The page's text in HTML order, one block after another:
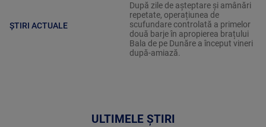
ȘTIRI ACTUALE
După zile de așteptare și amânări
repetate, operațiunea de
scufundare controlată a primelor
două barje în apropierea brațului
Bala de pe Dunăre a început vineri
după-amiază.
ULTIMELE ȘTIRI